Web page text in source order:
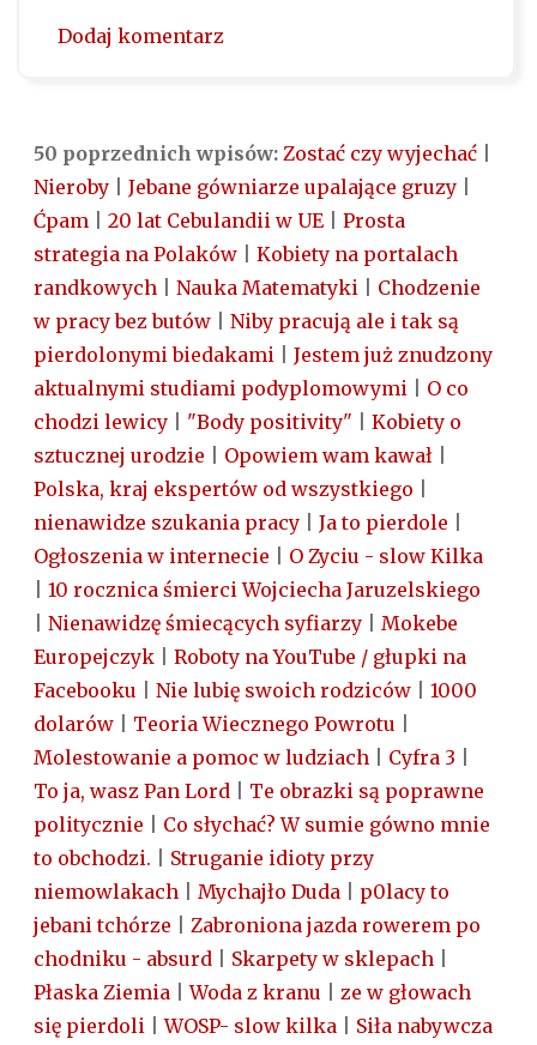
Dodaj komentarz
50 poprzednich wpisów: Zostać czy wyjechać
Nieroby
Jebane gówniarze upalające gruzy
Ćpam
20 lat Cebulandii w UE
Prosta
strategia na Polaków
Kobiety na portalach
randkowych
Nauka Matematyki
Chodzenie
w pracy bez butów
Niby pracują ale i tak są
pierdolonymi biedakami
Jestem już znudzony
aktualnymi studiami podyplomowymi
O co
chodzi lewicy
"Body positivity"
Kobiety o
sztucznej urodzie
Opowiem wam kawał
Polska, kraj ekspertów od wszystkiego
nienawidze szukania pracy
Ja to pierdole
Ogłoszenia w internecie
O Zyciu - slow Kilka
10 rocznica śmierci Wojciecha Jaruzelskiego
Nienawidzę śmiecących syfiarzy
Mokebe
Europejczyk
Roboty na YouTube / głupki na
Facebooku
Nie lubię swoich rodziców
1000
dolarów
Teoria Wiecznego Powrotu
Molestowanie a pomoc w ludziach
Cyfra 3
To ja, wasz Pan Lord
Te obrazki są poprawne
politycznie
Co słychać? W sumie gówno mnie
to obchodzi.
Struganie idioty przy
niemowlakach
Mychajło Duda
p0lacy to
jebani tchórze
Zabroniona jazda rowerem po
chodniku - absurd
Skarpety w sklepach
Płaska Ziemia |Woda z kranu
ze w głowach
się pierdoli |WOSP- slow kilka
Siła nabywcza